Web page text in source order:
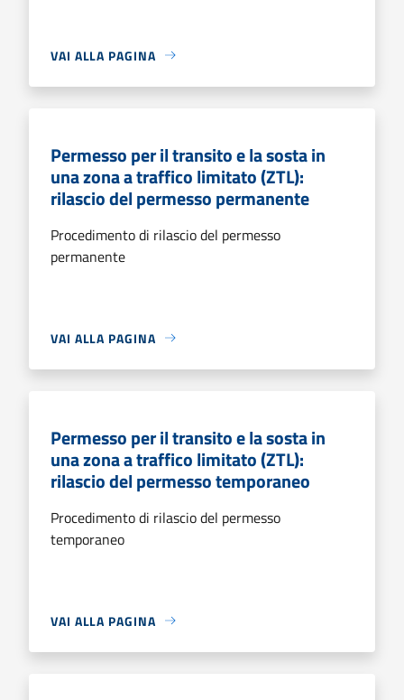
VAI ALLA PAGINA
Permesso per il transito e la sosta in
una zona a traffico limitato (ZTL):
rilascio del permesso permanente
Procedimento di rilascio del permesso
permanente
VAI ALLA PAGINA
Permesso per il transito e la sosta in
una zona a traffico limitato (ZTL):
rilascio del permesso temporaneo
Procedimento di rilascio del permesso
temporaneo
VAI ALLA PAGINA